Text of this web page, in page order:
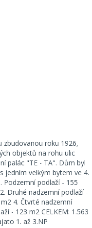
zbudovanou roku 1926,
objektů na rohu ulic
palác "TE - TA". Dům byl
jedním velkým bytem ve 4.
Podzemní podlaží - 155
Druhé nadzemní podlaží -
4. Čtvrté nadzemní
- 123 m2 CELKEM: 1.563
1. až 3.NP